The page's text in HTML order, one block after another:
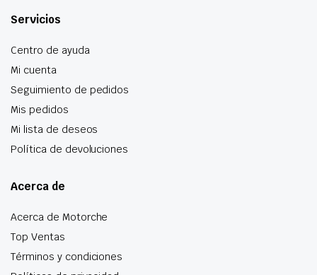
Servicios
Centro de ayuda
Mi cuenta
Seguimiento de pedidos
Mis pedidos
Mi lista de deseos
Política de devoluciones
Acerca de
Acerca de Motorche
Top Ventas
Términos y condiciones